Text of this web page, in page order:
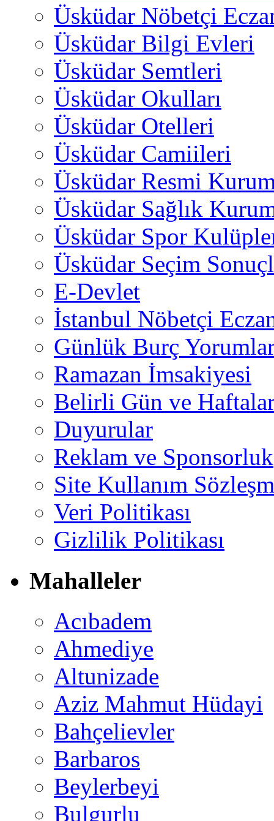
Üsküdar Nöbetçi
Üsküdar Bilgi Evleri
Üsküdar Semtleri
Üsküdar Okulları
Üsküdar Otelleri
Üsküdar Camiileri
Üsküdar Resmi
Üsküdar Sağlık
Üsküdar Spor
Üsküdar Seçim
E-Devlet
İstanbul Nöbetçi
Günlük Burç
Ramazan İmsakiyesi
Belirli Gün ve
Duyurular
Reklam ve Sponsorluk
Site Kullanım
Veri Politikası
Gizlilik Politikası
Mahalleler
Acıbadem
Ahmediye
Altunizade
Aziz Mahmut Hüdayi
Bahçelievler
Barbaros
Beylerbeyi
Bulgurlu